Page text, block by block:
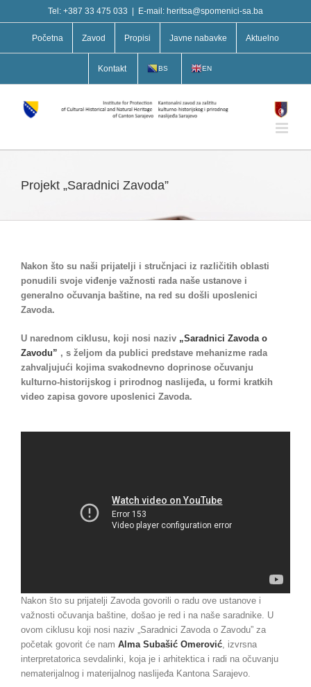
to
Tel: +387 33 475 033 E-mail: heritsa@spomenici-sa.ba
Početna Zavod Propisi Javne nabavke Aktuelno
Kontakt BS EN
Projekt „Saradnici Zavoda”
Nakon što su naši prijatelji i stručnjaci iz različitih oblasti
ponudili svoje viđenje važnosti rada naše ustanove i
generalno očuvanja baštine, na red su došli uposlenici
Zavoda.
U narednom ciklusu, koji nosi naziv „Saradnici Zavoda o
Zavodu” , s željom da publici predstave mehanizme rada
zahvaljujući kojima svakodnevno doprinose očuvanju
kulturno-historijskog i prirodnog naslijeđa, u formi kratkih
video zapisa govore uposlenici Zavoda.
Nakon što su prijatelji Zavoda govorili o radu ove ustanove i
važnosti očuvanja baštine, došao je red i na naše saradnike. U
ovom ciklusu koji nosi naziv „Saradnici Zavoda o Zavodu” za
početak govorit će nam Alma Subašić Omerović , izvrsna
interpretatorica sevdalinki, koja je i arhitektica i radi na očuvanju
nematerijalnog i materijalnog naslijeđa Kantona Sarajevo.